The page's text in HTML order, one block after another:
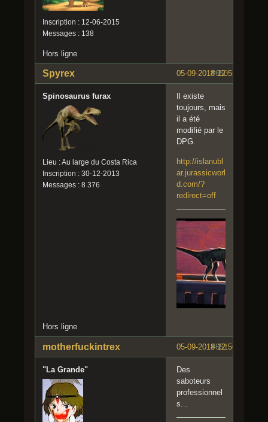
Inscription : 12-06-2015
Messages : 138
Hors ligne
#650
05-09-2018 12:55:47
Spyrex
Spinosaurus furax
Lieu : Au large du Costa Rica
Inscription : 30-12-2013
Messages : 8 376
Il existe
toujours, mais
il a été
modifié par le
DPG.
http://islanubl
ar.jurassicworl
d.com/?
redirect=off
Hors ligne
#651
05-09-2018 12:56:42
motherfuckintrex
"La Grande"
Des
saboteurs
professionnel
s...